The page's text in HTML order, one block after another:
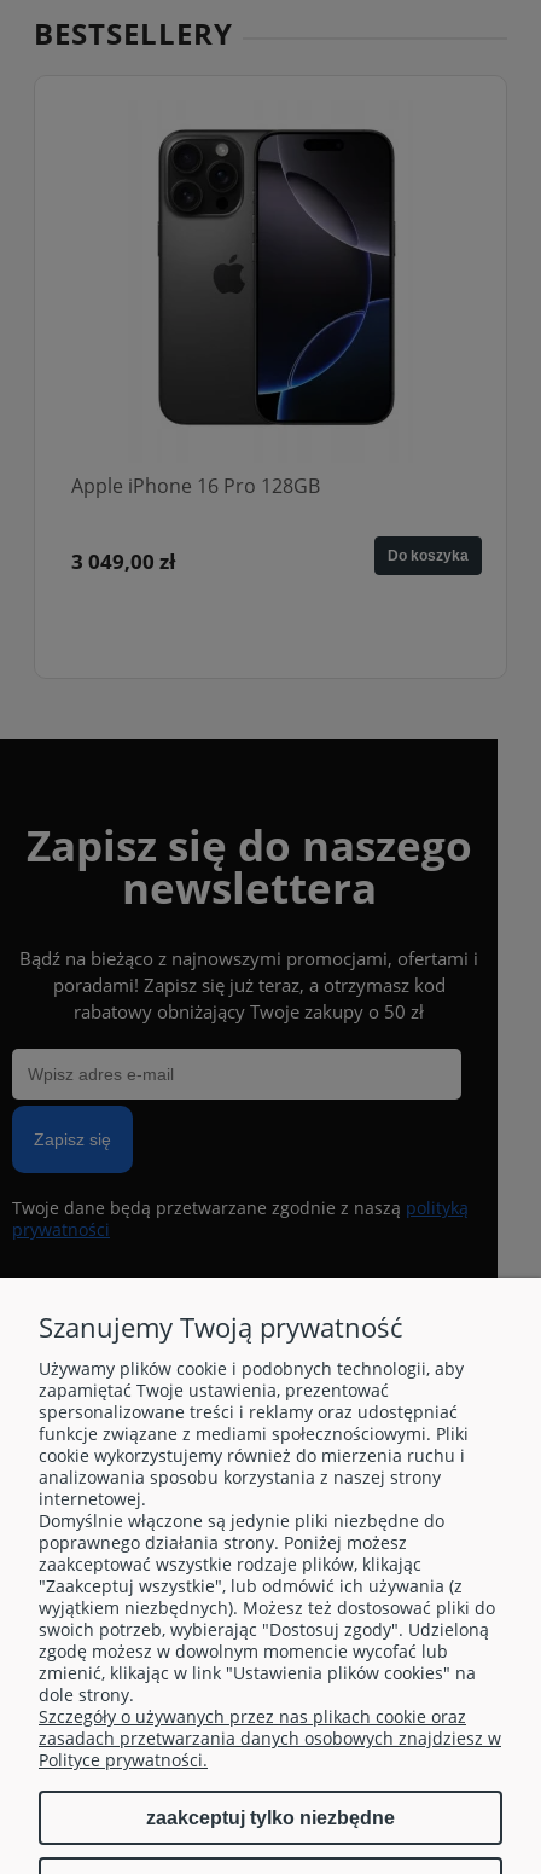
BESTSELLERY
Apple iPhone 16 Pro 128GB
3 049,00 zł Do koszyka
Zapisz się do naszego
newslettera
Bądź na bieżąco z najnowszymi promocjami, ofertami i
poradami! Zapisz się już teraz, a otrzymasz kod
rabatowy obniżający Twoje zakupy o 50 zł
Zapisz się
Twoje dane będą przetwarzane zgodnie z naszą polityką
prywatności
O NAS
OBSŁUGA KLIENTA
TELEFONY
MOJE KONTO
pokaż pełną wersję strony
Szanujemy Twoją prywatność
Używamy plików cookie i podobnych technologii, aby
zapamiętać Twoje ustawienia, prezentować
spersonalizowane treści i reklamy oraz udostępniać
funkcje związane z mediami społecznościowymi. Pliki
cookie wykorzystujemy również do mierzenia ruchu i
analizowania sposobu korzystania z naszej strony
internetowej.
Domyślnie włączone są jedynie pliki niezbędne do
poprawnego działania strony. Poniżej możesz
zaakceptować wszystkie rodzaje plików, klikając
"Zaakceptuj wszystkie", lub odmówić ich używania (z
wyjątkiem niezbędnych). Możesz też dostosować pliki do
swoich potrzeb, wybierając "Dostosuj zgody". Udzieloną
zgodę możesz w dowolnym momencie wycofać lub
zmienić, klikając w link "Ustawienia plików cookies" na
dole strony.
Szczegóły o używanych przez nas plikach cookie oraz
zasadach przetwarzania danych osobowych znajdziesz w
Polityce prywatności.
zaakceptuj tylko niezbędne